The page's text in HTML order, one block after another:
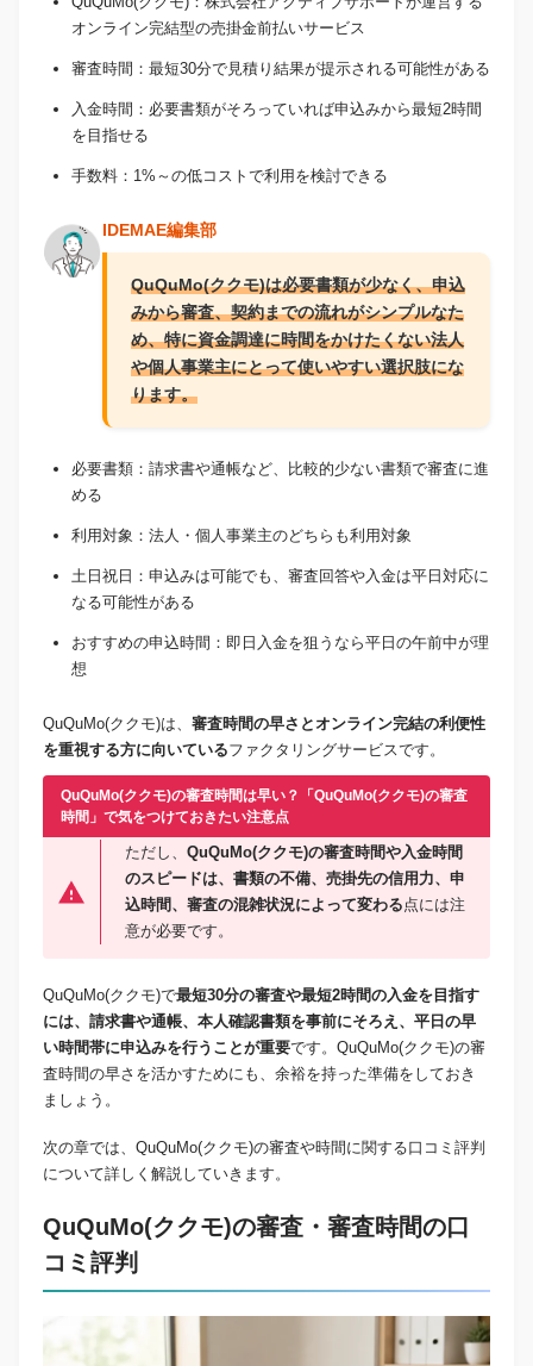
オンライン完結型の売掛金前払いサービス
審査時間：最短30分で見積り結果が提示される可能性がある
入金時間：必要書類がそろっていれば申込みから最短2時間
を目指せる
手数料：1%～の低コストで利用を検討できる
IDEMAE編集部
QuQuMo(ククモ)は必要書類が少なく、申込
みから審査、契約までの流れがシンプルなた
め、特に資金調達に時間をかけたくない法人
や個人事業主にとって使いやすい選択肢にな
ります。
必要書類：請求書や通帳など、比較的少ない書類で審査に進
める
利用対象：法人・個人事業主のどちらも利用対象
土日祝日：申込みは可能でも、審査回答や入金は平日対応に
なる可能性がある
おすすめの申込時間：即日入金を狙うなら平日の午前中が理
想
QuQuMo(ククモ)は、 審査時間の早さとオンライン完結の利便性
を重視する方に向いているファクタリングサービスです。
QuQuMo(ククモ)の審査時間は早い？「QuQuMo(ククモ)の審査
時間 」で気をつけておきたい注意点
ただし、 QuQuMo(ククモ)の審査時間や入金時間
のスピードは、書類の不備、売掛先の信用力、申
込時間、審査の混雑状況によって変わる 点には注
意が必要です。
QuQuMo(ククモ)で最短30分の審査や最短2時間の入金を目指す
には、請求書や通帳、本人確認書類を事前にそろえ、平日の早
い時間帯に申込みを行うことが重要です。QuQuMo(ククモ)の審
査時間の早さを活かすためにも、余裕を持った準備をしておき
ましょう。
次の章では、QuQuMo(ククモ)の審査や時間に関する口コミ評判
について詳しく解説していきます。
QuQuMo(ククモ)の審査・審査時間の口
コミ評判